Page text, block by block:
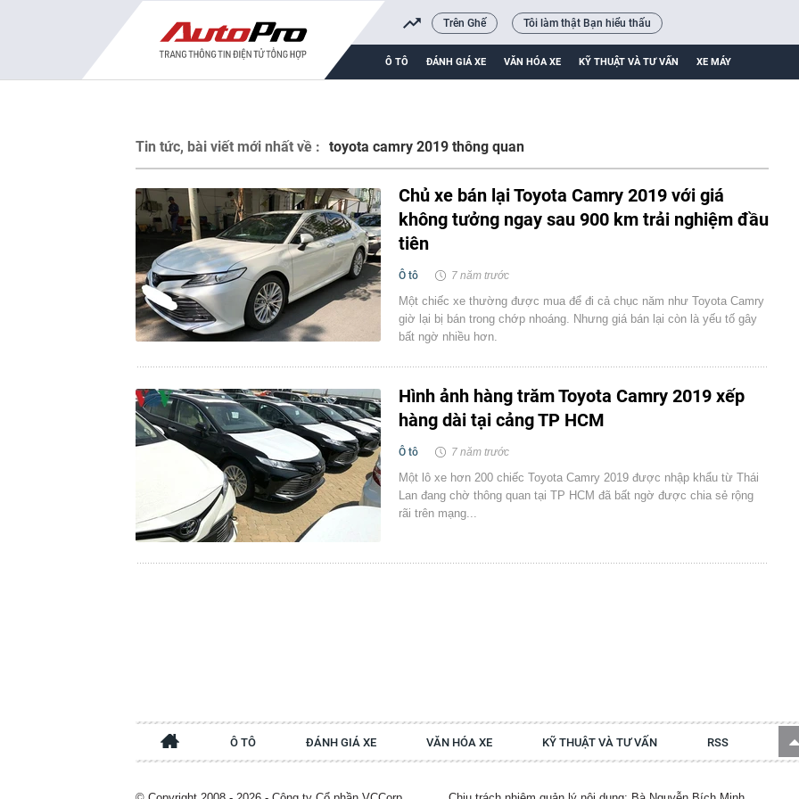
Trên Ghế Tôi làm thật Bạn hiểu thấu
Ô TÔ ĐÁNH GIÁ XE VĂN HÓA XE KỸ THUẬT VÀ TƯ VẤN XE MÁY
Tin tức, bài viết mới nhất về : toyota camry 2019 thông quan
Chủ xe bán lại Toyota Camry 2019 với giá
không tưởng ngay sau 900 km trải nghiệm đầu
tiên
Ô tô 7 năm trước
Một chiếc xe thường được mua để đi cả chục năm như Toyota Camry
giờ lại bị bán trong chớp nhoáng. Nhưng giá bán lại còn là yếu tố gây
bất ngờ nhiều hơn.
Hình ảnh hàng trăm Toyota Camry 2019 xếp
hàng dài tại cảng TP HCM
Ô tô 7 năm trước
Một lô xe hơn 200 chiếc Toyota Camry 2019 được nhập khẩu từ Thái
Lan đang chờ thông quan tại TP HCM đã bất ngờ được chia sẻ rộng
rãi trên mạng...
Ô TÔ ĐÁNH GIÁ XE VĂN HÓA XE KỸ THUẬT VÀ TƯ VẤN RSS